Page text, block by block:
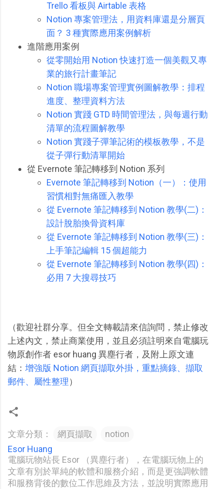
Trello 看板與 Airtable 表格
Notion 專案管理法，用資料庫還是分層頁
面？ 3 種實際應用案例解析
進階應用案例
從零開始用 Notion 快速打造一個美觀又專
業的旅行計畫筆記
Notion 職場專案管理實例圖解教學：排程
進度、整理資料方法
Notion 實踐 GTD 時間管理法，與每週行動
清單的流程圖解教學
Notion 實踐子彈筆記術的模板教學，不是
從子彈行動清單開始
從 Evernote 筆記轉移到 Notion 系列
Evernote 筆記轉移到 Notion（一）：使用
習慣相對無痛匯入教學
從 Evernote 筆記轉移到 Notion 教學(二)：
設計脫胎換骨資料庫
從 Evernote 筆記轉移到 Notion 教學(三)：
上手筆記編輯 15 個超能力
從 Evernote 筆記轉移到 Notion 教學(四)：
必用 7 大搜尋技巧
（歡迎社群分享。但全文轉載請來信詢問，禁止修改
上述內文，禁止商業使用，並且必須註明來自電腦玩
物原創作者 esor huang 異塵行者，及附上原文連
結： 增強版 Notion 網頁擷取外掛，重點摘錄、擷取
郵件、屬性整理）
文章分類： 網頁擷取
notion
Esor Huang
電腦玩物站長 Esor （異塵行者），在電腦玩物上的
文章有別於單純的軟體和服務介紹，而是更強調軟體
和服務背後的數位工作思維及方法，並說明實際應用